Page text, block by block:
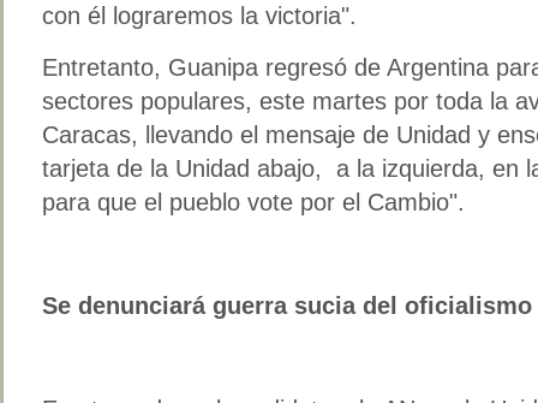
con él lograremos la victoria".
Entretanto, Guanipa regresó de Argentina
sectores populares, este martes por toda la
Caracas, llevando el mensaje de Unidad y
tarjeta de la Unidad abajo, a la izquierda, en
para que el pueblo vote por el Cambio".
Se denunciará guerra sucia del oficialismo